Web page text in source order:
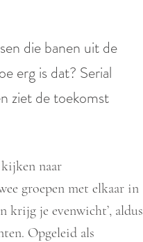
die banen uit de
erg is dat? Serial
ziet de toekomst
kijken naar
groepen met elkaar in
krijg je evenwicht’, aldus
Opgeleid als